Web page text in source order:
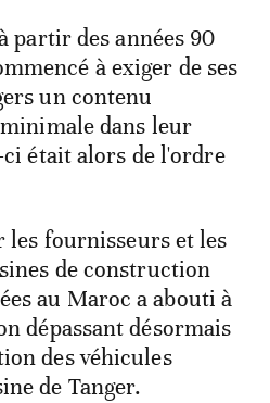
partir des années 90
à exiger de ses
un contenu
dans leur
était alors de l'ordre
fournisseurs et les
de construction
au Maroc a abouti à
dépassant désormais
des véhicules
de Tanger.